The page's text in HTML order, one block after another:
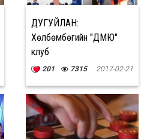
ДУГУЙЛАН:
Хөлбөмбөгийн "ДМЮ"
клуб
201 7315 2017-02-21